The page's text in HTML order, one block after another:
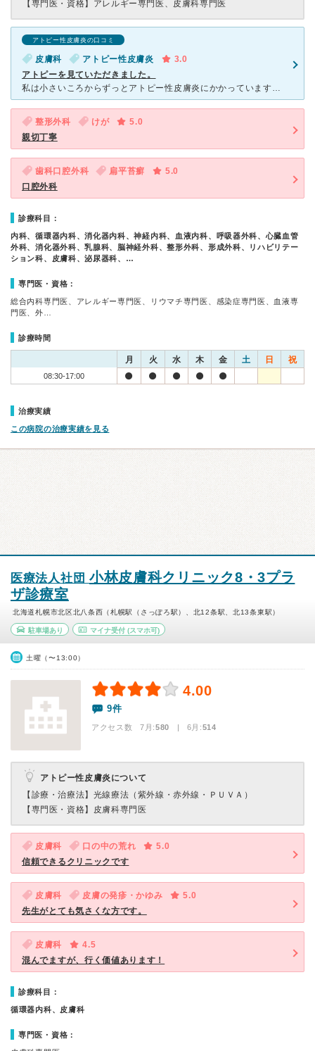
【専門医・資格】 アレルギー専門医、皮膚科専門医
アトピー性皮膚炎の口コミ
皮膚科 アトピー性皮膚炎
3.0
アトピーを見ていただきました。
私は小さいころからずっとアトピー性皮膚炎にかかっています。 今回、大学院進学のため岩手から札幌に来ました。 小さいころからかかっていた地元の皮膚科さんに、こちらの皮膚科を紹介していただきました。
整形外科 けが
5.0
親切丁寧
歯科口腔外科 扁平苔癬
5.0
口腔外科
診療科目：
内科、循環器内科、消化器内科、神経内科、血液内科、呼吸器外科、心臓血管
外科、消化器外科、乳腺科、脳神経外科、整形外科、形成外科、リハビリテー
ション科、皮膚科、泌尿器科、…
専門医・資格：
総合内科専門医、アレルギー専門医、リウマチ専門医、感染症専門医、血液専
門医、外…
診療時間
月 火 水 木 金 土 日 祝
08:30-17:00
治療実績
この病院の治療実績を見る
医療法人社団 小林皮膚科クリニック8・3プラ
ザ診療室
北海道札幌市北区北八条西（札幌駅（さっぽろ駅）、北12条駅、北13条東駅）
駐車場あり マイナ受付(スマホ可)
土曜（〜13:00）
4.00
9件
アクセス数 7月:580 | 6月:514
アトピー性皮膚炎について
【診療・治療法】 光線療法（紫外線・赤外線・ＰＵＶＡ）
【専門医・資格】 皮膚科専門医
皮膚科 口の中の荒れ
5.0
信頼できるクリニックです
皮膚科 皮膚の発疹・かゆみ
5.0
先生がとても気さくな方です。
皮膚科
4.5
混んでますが、行く価値あります！
診療科目：
循環器内科、皮膚科
専門医・資格：